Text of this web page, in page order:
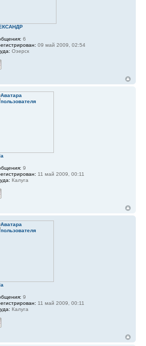
6
09 май 2009, 02:54
Озерск
9
11 май 2009, 00:11
Калуга
9
11 май 2009, 00:11
Калуга